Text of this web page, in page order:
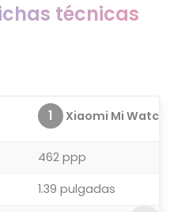
técnicas
1 Xiaomi Mi Watch
462 ppp
1.39 pulgadas